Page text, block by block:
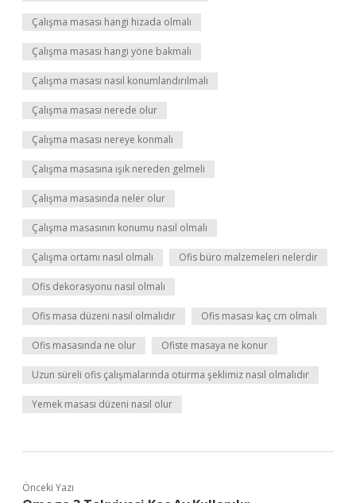
Çalışma masası hangi hizada olmalı
Çalışma masası hangi yöne bakmalı
Çalışma masası nasıl konumlandırılmalı
Çalışma masası nerede olur
Çalışma masası nereye konmalı
Çalışma masasına ışık nereden gelmeli
Çalışma masasında neler olur
Çalışma masasının konumu nasıl olmalı
Çalışma ortamı nasıl olmalı Ofis büro malzemeleri nelerdir
Ofis dekorasyonu nasıl olmalı
Ofis masa düzeni nasıl olmalıdır Ofis masası kaç cm olmalı
Ofis masasında ne olur Ofiste masaya ne konur
Uzun süreli ofis çalışmalarında oturma şeklimiz nasıl olmalıdır
Yemek masası düzeni nasıl olur
Önceki Yazı